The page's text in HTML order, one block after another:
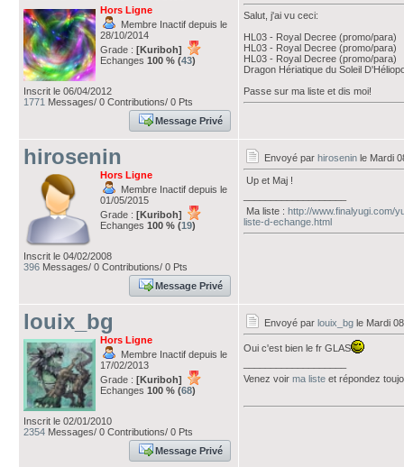
Hors Ligne
Membre Inactif depuis le
28/10/2014
Grade : [Kuriboh]
Echanges 100 % (43)
Inscrit le 06/04/2012
1771 Messages/ 0 Contributions/ 0 Pts
Message Privé
Salut, j'ai vu ceci:
HL03 - Royal Decree (promo/para)
HL03 - Royal Decree (promo/para)
HL03 - Royal Decree (promo/para)
Dragon Hériatique du Soleil
Passe sur ma liste et dis moi!
hirosenin
Hors Ligne
Membre Inactif depuis le
01/05/2015
Grade : [Kuriboh]
Echanges 100 % (19)
Inscrit le 04/02/2008
396 Messages/ 0 Contributions/ 0 Pts
Message Privé
Envoyé par hirosenin le Mardi
Up et Maj !
Ma liste : http://www.finalyugi.com/
liste-d-echange.html
louix_bg
Hors Ligne
Membre Inactif depuis le
17/02/2013
Grade : [Kuriboh]
Echanges 100 % (68)
Inscrit le 02/01/2010
2354 Messages/ 0 Contributions/ 0 Pts
Message Privé
Envoyé par louix_bg le Mardi
Oui c'est bien le fr GLAS
Venez voir ma liste et répondez